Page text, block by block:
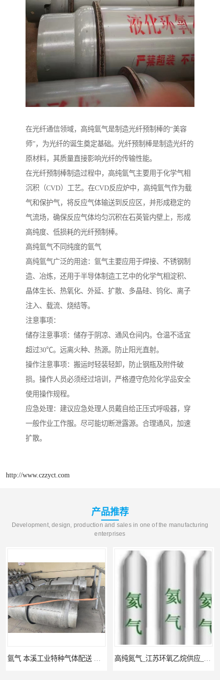
在光纤通信领域，高纯氩气是制造光纤预制棒的“美容
师”，为光纤的诞生奠定基础。光纤预制棒是制造光纤的
原材料，其质量直接影响光纤的传输性能。
在光纤预制棒制造过程中，高纯氩气主要用于化学气相
沉积（CVD）工艺。在CVD反应炉中，高纯氩气作为载
气和保护气，将反应气体输送到反应区，并形成稳定的
气流场，确保反应气体均匀沉积在石英管内壁上，形成
高纯度、低损耗的光纤预制棒。
高纯氩气不同纯度的氩气
高纯氩气广泛的用途：氩气主要应用于焊接、不锈钢制
造、冶炼，还用于半导体制造工艺中的化学气相淀积、
晶体生长、热氧化、外延、扩散、多晶硅、钨化、离子
注入、载流、烧结等。
注意事项：
储存注意事项：储存于阴凉、通风仓间内。仓温不适宜
超过30℃。远离火种、热源。防止阳光直射。
操作注意事项：搬运时轻装轻卸，防止钢瓶及附件破
损。操作人员必须经过培训，严格遵守危险化学品安全
使用操作规程。
应急处理：建议应急处理人员戴自给正压式呼吸器，穿
一般作业工作服。尽可能切断泄露源。合理通风，加速
扩散。
http://www.czzyct.com
产品推荐
Development, design, production and sales in one of the manufacturing
enterprises